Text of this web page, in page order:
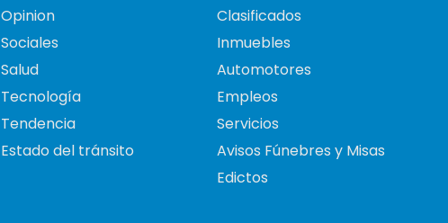
Opinion
Sociales
Salud
Tecnología
Tendencia
Estado del tránsito
Clasificados
Inmuebles
Automotores
Empleos
Servicios
Avisos Fúnebres y Misas
Edictos